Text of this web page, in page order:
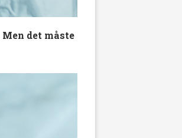
Men det måste